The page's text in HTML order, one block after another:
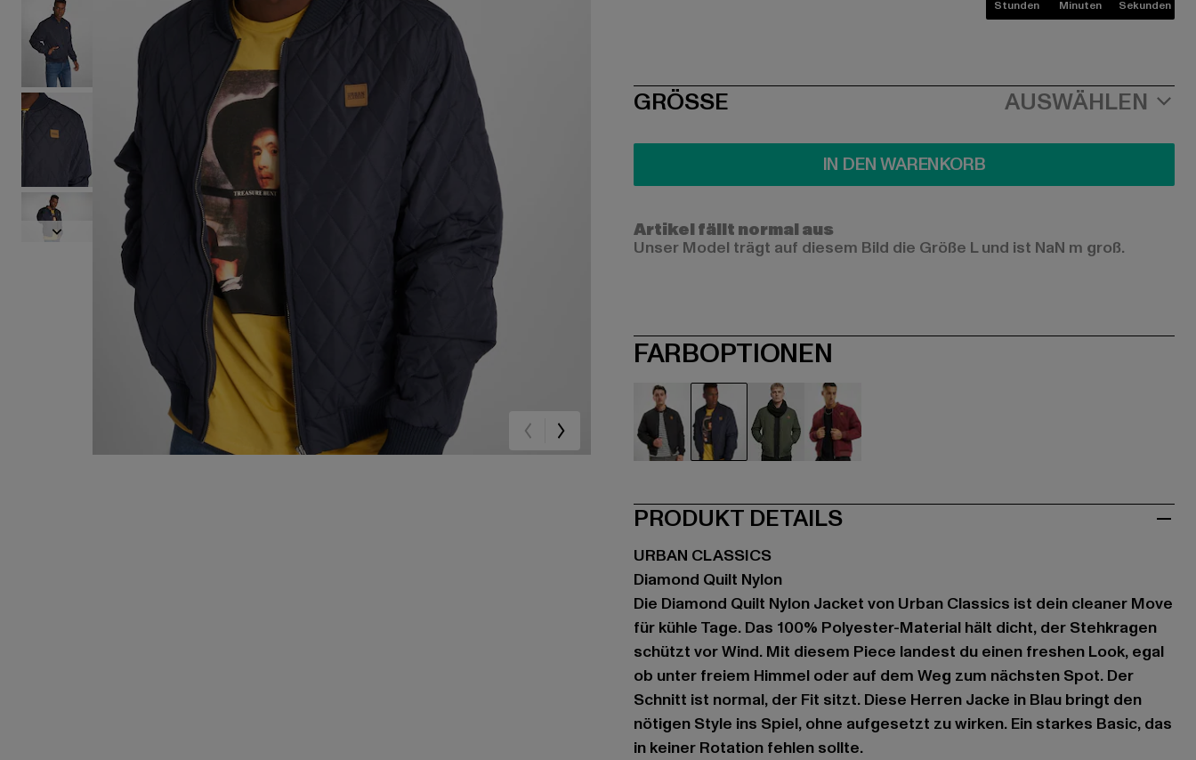
Stunden Minuten Sekunden
SIZE
GRÖSSE AUSWÄHLEN
IN DEN WARENKORB
Artikel fällt normal aus
Unser Model trägt auf diesem Bild die Größe L und ist NaN m groß.
FARBOPTIONEN
PRODUKT DETAILS
URBAN CLASSICS
Diamond Quilt Nylon
Die Diamond Quilt Nylon Jacket von Urban Classics ist dein cleaner Move
für kühle Tage. Das 100% Polyester-Material hält dicht, der Stehkragen
schützt vor Wind. Mit diesem Piece landest du einen freshen Look, egal
ob unter freiem Himmel oder auf dem Weg zum nächsten Spot. Der
Schnitt ist normal, der Fit sitzt. Diese Herren Jacke in Blau bringt den
nötigen Style ins Spiel, ohne aufgesetzt zu wirken. Ein starkes Basic, das
in keiner Rotation fehlen sollte.